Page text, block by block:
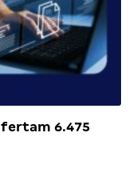
6.475